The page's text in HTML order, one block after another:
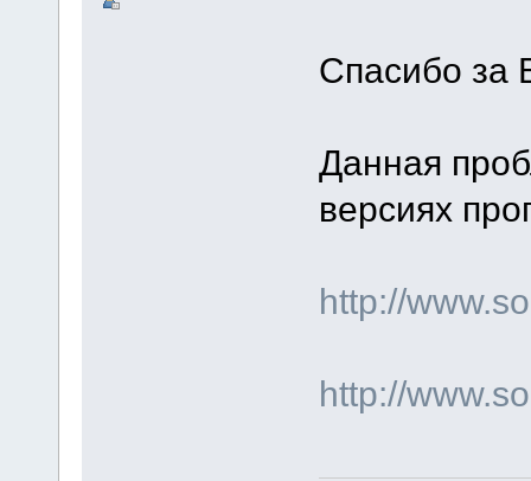
Спасибо за
Данная
версиях
http://
http://